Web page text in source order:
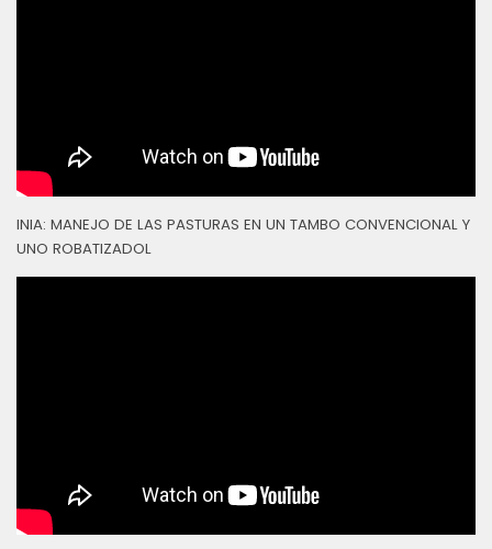
INIA: MANEJO DE LAS PASTURAS EN UN TAMBO CONVENCIONAL Y
UNO ROBATIZADOL